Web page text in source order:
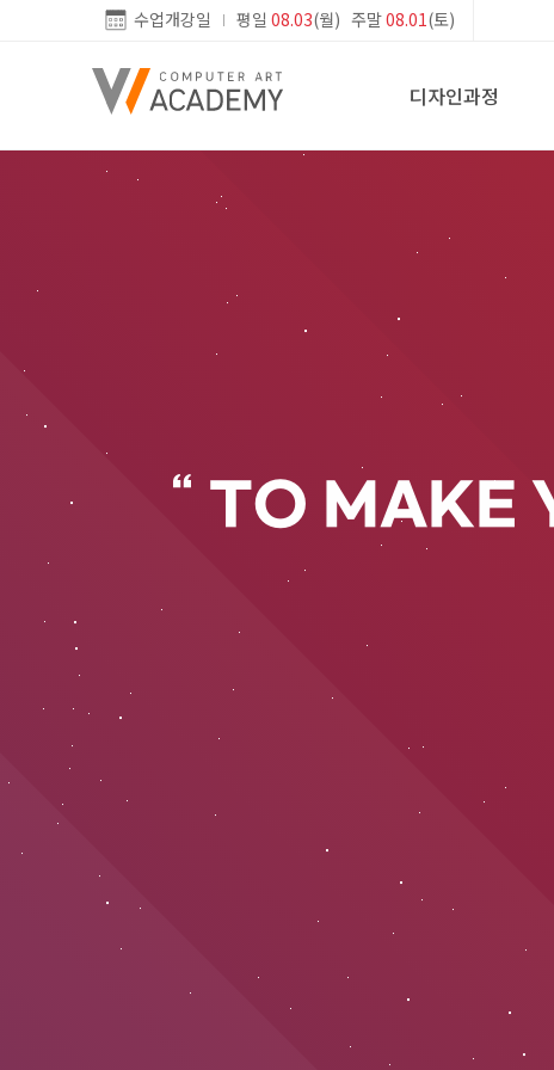
수업개강일 평일 08.03(월) 주말08.01(토)
디자인과정
TO MAKE